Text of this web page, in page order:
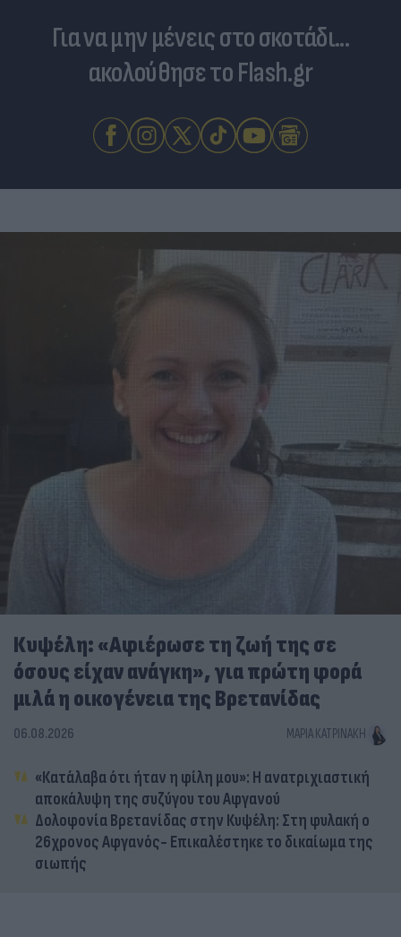
Για να μην μένεις στο σκοτάδι...
ακολούθησε το Flash.gr
Κυψέλη: «Αφιέρωσε τη ζωή της σε
όσους είχαν ανάγκη», για πρώτη φορά
μιλά η οικογένεια της Βρετανίδας
06.08.2026 ΜΑΡΊΑ ΚΑΤΡΙΝΆΚΗ
«Κατάλαβα ότι ήταν η φίλη μου»: Η ανατριχιαστική
αποκάλυψη της συζύγου του Αφγανού
Δολοφονία Βρετανίδας στην Κυψέλη: Στη φυλακή ο
26χρονος Αφγανός- Επικαλέστηκε το δικαίωμα της
σιωπής